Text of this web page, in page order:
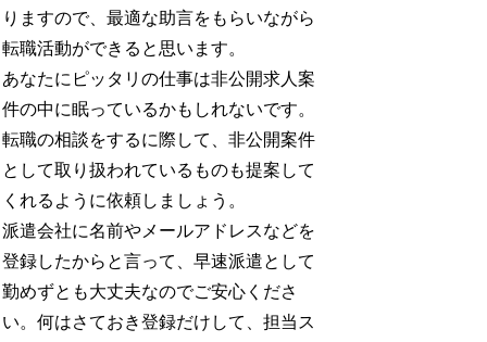
りますので、最適な助言をもらいながら
転職活動ができると思います。
あなたにピッタリの仕事は非公開求人案
件の中に眠っているかもしれないです。
転職の相談をするに際して、非公開案件
として取り扱われているものも提案して
くれるように依頼しましょう。
派遣会社に名前やメールアドレスなどを
登録したからと言って、早速派遣として
勤めずとも大丈夫なのでご安心くださ
い。何はさておき登録だけして、担当ス